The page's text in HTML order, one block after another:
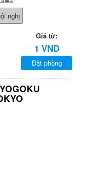
nghị
Giá từ:
1 VND
Đặt phòng